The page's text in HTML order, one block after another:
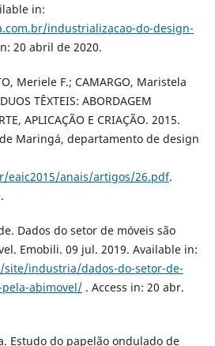
in:
industrializacao-do-design-
20 abril de 2020.
Meriele F.; CAMARGO, Maristela
TÊXTEIS: ABORDAGEM
APLICAÇÃO E CRIAÇÃO. 2015.
Maringá, departamento de design
eaic2015/anais/artigos/26.pdf.
Dados do setor de móveis são
Emobili. 09 jul. 2019. Available in:
industria/dados-do-setor-de-
pela-abimovel/. Access in: 20 abr.
Estudo do papelão ondulado de